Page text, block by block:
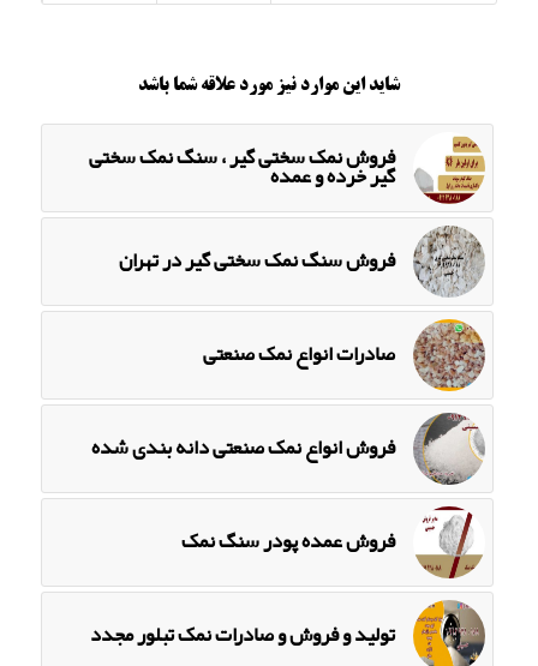
شاید این موارد نیز مورد علاقه شما باشد
فروش نمک سختی گیر ، سنگ نمک سختی
گیر خرده و عمده
فروش سنگ نمک سختی گیر در تهران
صادرات انواع نمک صنعتی
فروش انواع نمک صنعتی دانه بندی شده
فروش عمده پودر سنگ نمک
تولید و فروش و صادرات نمک تبلور مجدد